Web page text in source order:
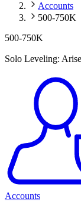
Accounts
500-750K
500-750K
Solo Leveling:
Accounts